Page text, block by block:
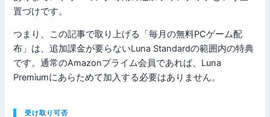
置づけです。
つまり、この記事で取り上げる「毎月の無料PCゲーム配
布」は、追加課金が要らないLuna Standardの範囲内の特典
です。通常のAmazonプライム会員であれば、Luna
Premiumにあらためて加入する必要はありません。
受け取り可否